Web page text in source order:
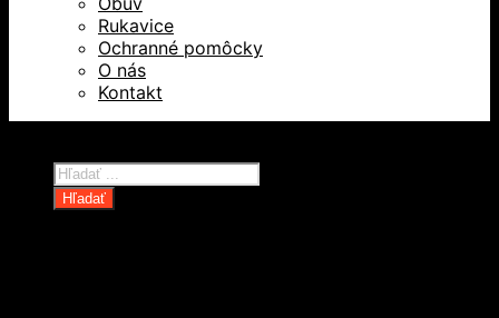
Rukavice
Ochranné pomôcky
O nás
Kontakt
Products
search
Hľadať